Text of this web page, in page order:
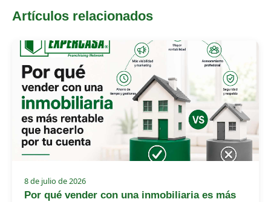
Artículos relacionados
8 de julio de 2026
Por qué vender con una inmobiliaria es más